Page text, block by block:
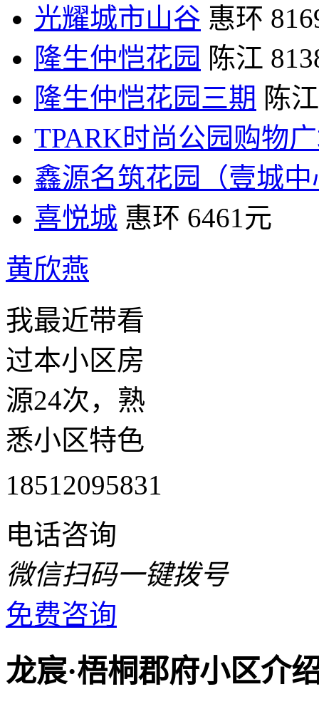
光耀城市山谷 惠环
隆生仲恺花园 陈江
隆生仲恺花园三期 陈江
TPARK时尚公园购物
鑫源名筑花园（壹城中
喜悦城 惠环 6461元
黄欣燕
我最近带看
过本小区房
源24次，熟
悉小区特色
18512095831
电话咨询
微信扫码一键拨号
免费咨询
龙宸·梧桐郡府小区介